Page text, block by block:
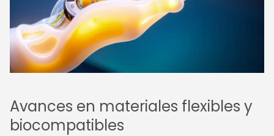
Avances en materiales flexibles y
biocompatibles